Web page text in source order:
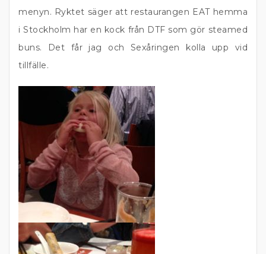
menyn. Ryktet säger att restaurangen EAT hemma
i Stockholm har en kock från DTF som gör steamed
buns. Det får jag och Sexåringen kolla upp vid
tillfälle.